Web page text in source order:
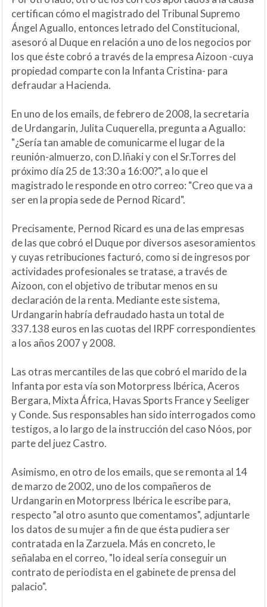
certifican cómo el magistrado del Tribunal Supremo
Ángel Aguallo, entonces letrado del Constitucional,
asesoró al Duque en relación a uno de los negocios por
los que éste cobró a través de la empresa Aizoon -cuya
propiedad comparte con la Infanta Cristina- para
defraudar a Hacienda.
En uno de los emails, de febrero de 2008, la secretaria
de Urdangarin, Julita Cuquerella, pregunta a Aguallo:
"¿Sería tan amable de comunicarme el lugar de la
reunión-almuerzo, con D.Iñaki y con el Sr.Torres del
próximo día 25 de 13:30 a 16:00?", a lo que el
magistrado le responde en otro correo: "Creo que va a
ser en la propia sede de Pernod Ricard".
Precisamente, Pernod Ricard es una de las empresas
de las que cobró el Duque por diversos asesoramientos
y cuyas retribuciones facturó, como si de ingresos por
actividades profesionales se tratase, a través de
Aizoon, con el objetivo de tributar menos en su
declaración de la renta. Mediante este sistema,
Urdangarin habría defraudado hasta un total de
337.138 euros en las cuotas del IRPF correspondientes
a los años 2007 y 2008.
Las otras mercantiles de las que cobró el marido de la
Infanta por esta vía son Motorpress Ibérica, Aceros
Bergara, Mixta África, Havas Sports France y Seeliger
y Conde. Sus responsables han sido interrogados como
testigos, a lo largo de la instrucción del caso Nóos, por
parte del juez Castro.
Asimismo, en otro de los emails, que se remonta al 14
de marzo de 2002, uno de los compañeros de
Urdangarin en Motorpress Ibérica le escribe para,
respecto "al otro asunto que comentamos", adjuntarle
los datos de su mujer a fin de que ésta pudiera ser
contratada en la Zarzuela. Más en concreto, le
señalaba en el correo, "lo ideal sería conseguir un
contrato de periodista en el gabinete de prensa del
palacio".